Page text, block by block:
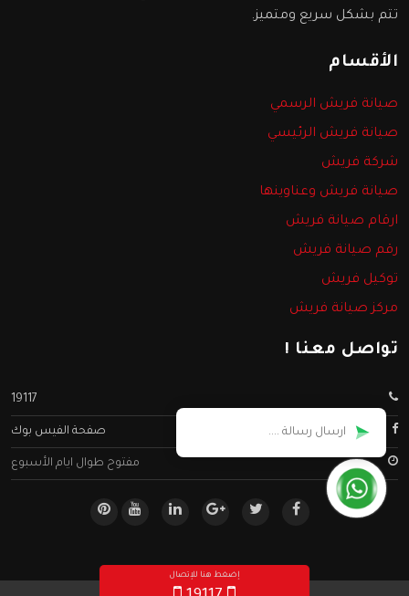
تتم بشكل سريع ومتميز.
الأقسام
صيانة فريش الرسمي
صيانة فريش الرئيسي
شركة فريش
صيانة فريش وعناوينها
ارقام صيانة فريش
رقم صيانة فريش
توكيل فريش
مركز صيانة فريش
تواصل معنا !
19117
صفحة الفيس بوك
مفتوح طوال ايام الأسبوع
إضغط هنا للإتصال